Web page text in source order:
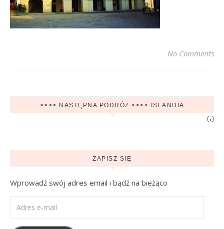
No Comments
>>>> NASTĘPNA PODRÓŻ <<<< ISLANDIA
i
ZAPISZ SIĘ
Wprowadź swój adres email i bądź na bieżąco